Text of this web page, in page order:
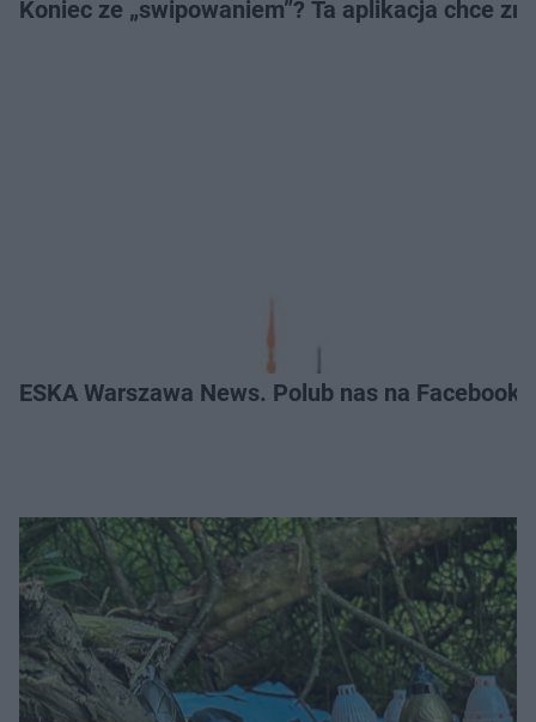
Koniec ze „swipowaniem”? Ta aplikacja chce
ESKA Warszawa News. Polub nas na